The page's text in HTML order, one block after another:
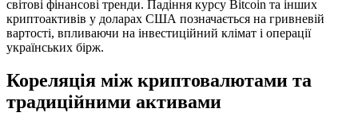
світові фінансові тренди. Падіння курсу Bitcoin та інших
криптоактивів у доларах США позначається на гривневій
вартості, впливаючи на інвестиційний клімат і операції
українських бірж.
Кореляція між криптовалютами та
традиційними активами